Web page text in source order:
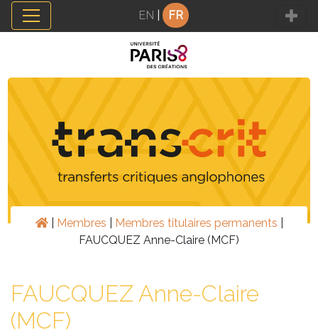
Panneau de gestion des cookies
EN FR
Membres Membres titulaires permanents
FAUCQUEZ Anne-Claire (MCF)
FAUCQUEZ Anne-Claire
(MCF)